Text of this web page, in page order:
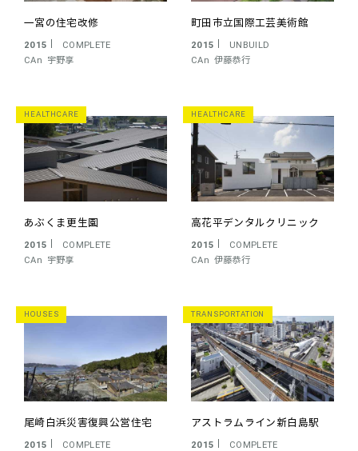
一宮の住宅改修
2015
COMPLETE
CAn 宇野享
町田市立国際工芸美術館
2015
UNBUILD
CAn 伊藤恭行
HEALTHCARE
あぶくま更生園
2015
COMPLETE
CAn 宇野享
HEALTHCARE
高花平デンタルクリニック
2015
COMPLETE
CAn 伊藤恭行
HOUSES
尾崎白浜災害復興公営住宅
2015
COMPLETE
TRANSPORTATION
アストラムライン新白島駅
2015
COMPLETE